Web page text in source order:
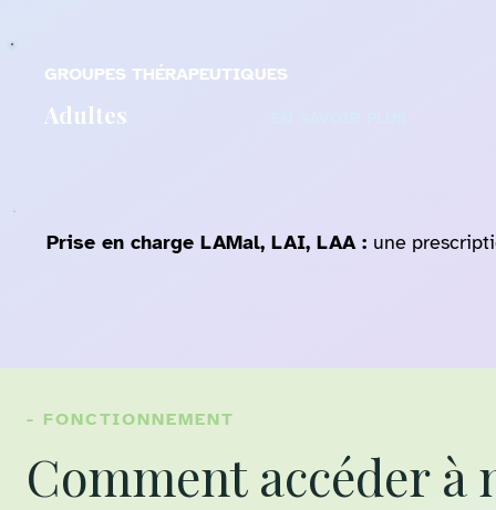
GROUPES THÉRAPEUTIQUES
Adultes
Prise en charge LAMal, LAI, LAA : une
- FONCTIONNEMENT
Comment accéder à